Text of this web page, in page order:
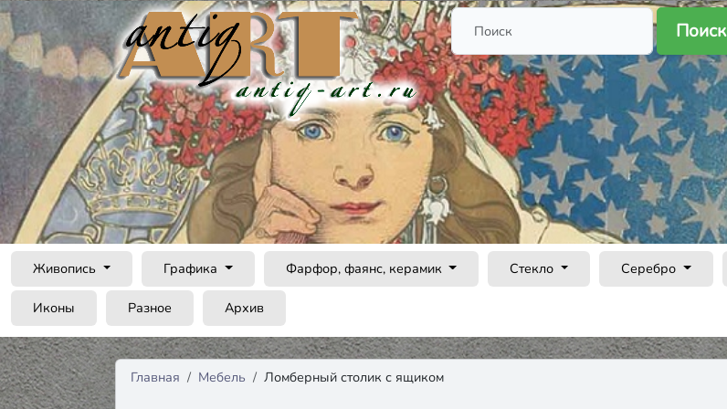
Поиск
Живопись Графика Фарфор, фаянс, керамик Стекло Серебро
Иконы Разное Архив
Главная Мебель Ломберный столик с ящиком